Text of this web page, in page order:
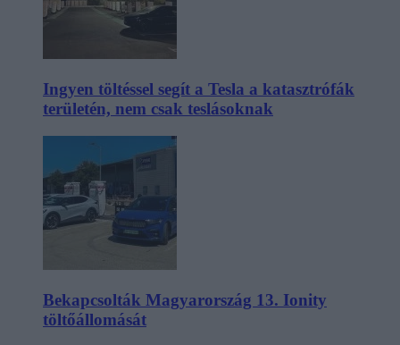
Ingyen töltéssel segít a Tesla a katasztrófák
területén, nem csak teslásoknak
Bekapcsolták Magyarország 13. Ionity
töltőállomását